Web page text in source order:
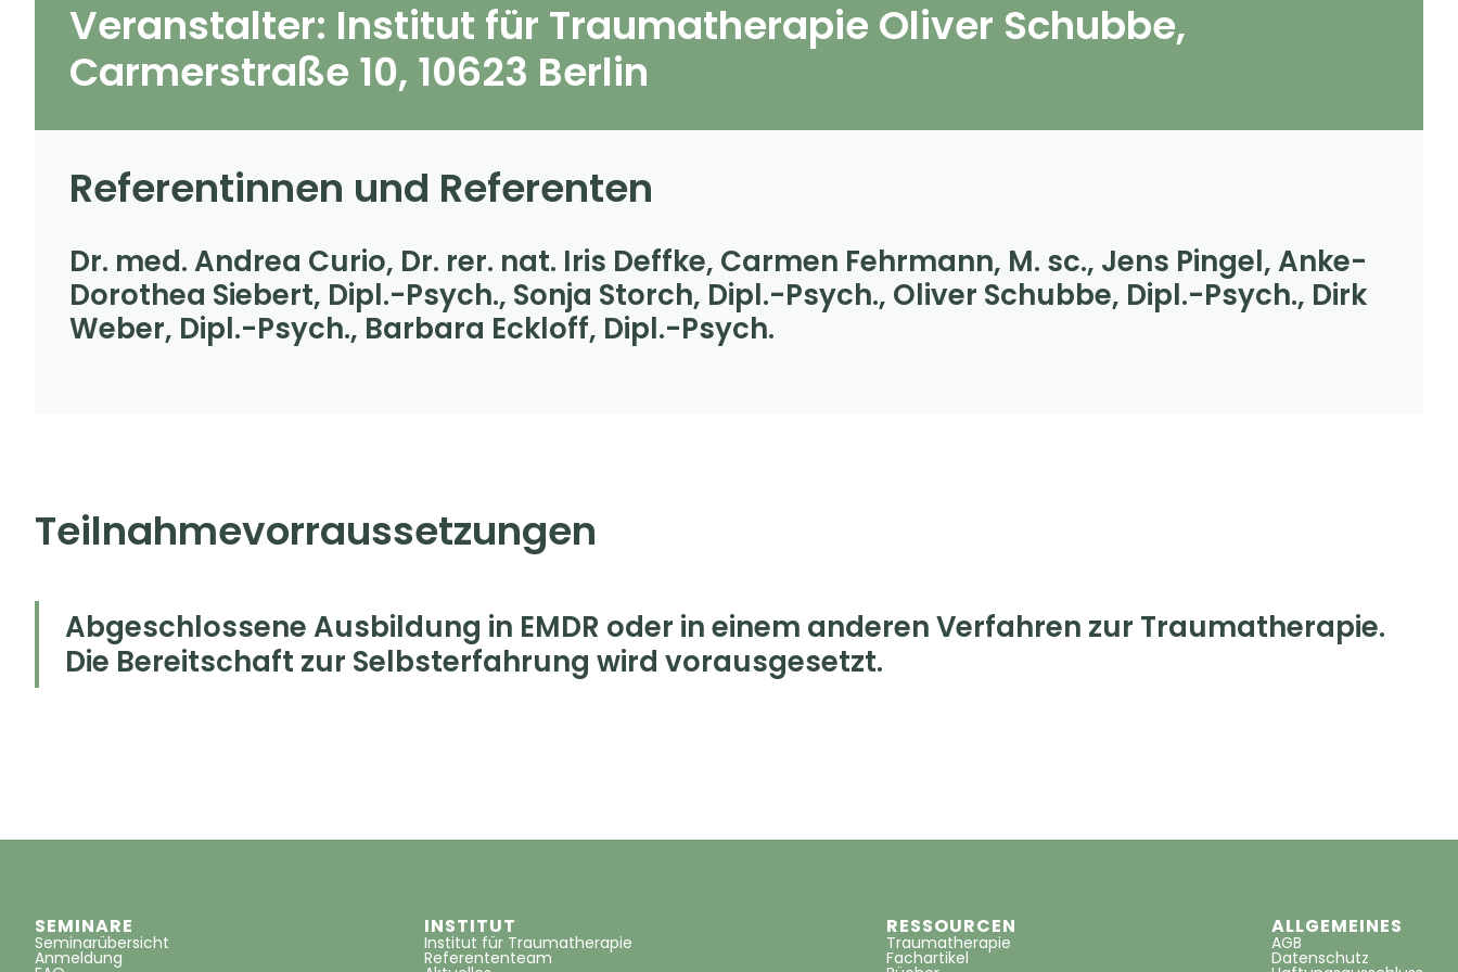
Veranstalter: Institut für Traumatherapie Oliver Schubbe,
Carmerstraße 10, 10623 Berlin
Referentinnen und Referenten
Dr. med. Andrea Curio, Dr. rer. nat. Iris Deffke, Carmen Fehrmann, M. sc., Jens Pingel, Anke-
Dorothea Siebert, Dipl.-Psych., Sonja Storch, Dipl.-Psych., Oliver Schubbe, Dipl.-Psych., Dirk
Weber, Dipl.-Psych., Barbara Eckloff, Dipl.-Psych.
Teilnahmevorraussetzungen
Abgeschlossene Ausbildung in EMDR oder in einem anderen Verfahren zur Traumatherapie.
Die Bereitschaft zur Selbsterfahrung wird vorausgesetzt.
SEMINARE
Seminarübersicht
Anmeldung
INSTITUT
Institut für Traumatherapie
Referententeam
RESSOURCEN
Traumatherapie
Fachartikel
ALLGEMEINES
AGB
Datenschutz